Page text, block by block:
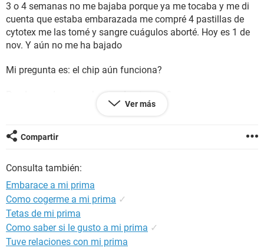
SEXUALIDAD
GLOSARIO
3 o 4 semanas no me bajaba porque ya me tocaba y me di
cuenta que estaba embarazada me compré 4 pastillas de
cytotex me las tomé y sangre cuágulos aborté. Hoy es 1 de
nov. Y aún no me ha bajado
Mi pregunta es: el chip aún funciona?
Puedo quedarme embarazada otra vez?
O estoy embarazada otra vez?
Ver más
Compartir
Consulta también:
Embarace a mi prima
Como cogerme a mi prima ✓
Tetas de mi prima
Como saber si le gusto a mi prima ✓
Tuve relaciones con mi prima